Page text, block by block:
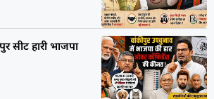
सीट हारी भाजपा